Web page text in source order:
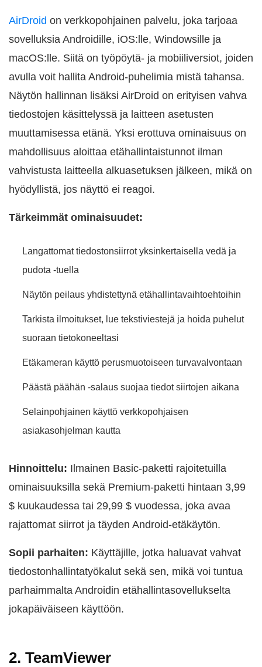
AirDroid on verkkopohjainen palvelu, joka tarjoaa
sovelluksia Androidille, iOS:lle, Windowsille ja
macOS:lle. Siitä on työpöytä- ja mobiiliversiot, joiden
avulla voit hallita Android-puhelimia mistä tahansa.
Näytön hallinnan lisäksi AirDroid on erityisen vahva
tiedostojen käsittelyssä ja laitteen asetusten
muuttamisessa etänä. Yksi erottuva ominaisuus on
mahdollisuus aloittaa etähallintaistunnot ilman
vahvistusta laitteella alkuasetuksen jälkeen, mikä on
hyödyllistä, jos näyttö ei reagoi.
Tärkeimmät ominaisuudet:
Langattomat tiedostonsiirrot yksinkertaisella vedä ja
pudota -tuella
Näytön peilaus yhdistettynä etähallintavaihtoehtoihin
Tarkista ilmoitukset, lue tekstiviestejä ja hoida puhelut
suoraan tietokoneeltasi
Etäkameran käyttö perusmuotoiseen turvavalvontaan
Päästä päähän -salaus suojaa tiedot siirtojen aikana
Selainpohjainen käyttö verkkopohjaisen
asiakasohjelman kautta
Hinnoittelu: Ilmainen Basic-paketti rajoitetuilla
ominaisuuksilla sekä Premium-paketti hintaan 3,99
$ kuukaudessa tai 29,99 $ vuodessa, joka avaa
rajattomat siirrot ja täyden Android-etäkäytön.
Sopii parhaiten: Käyttäjille, jotka haluavat vahvat
tiedostonhallintatyökalut sekä sen, mikä voi tuntua
parhaimmalta Androidin etähallintasovellukselta
jokapäiväiseen käyttöön.
2. TeamViewer